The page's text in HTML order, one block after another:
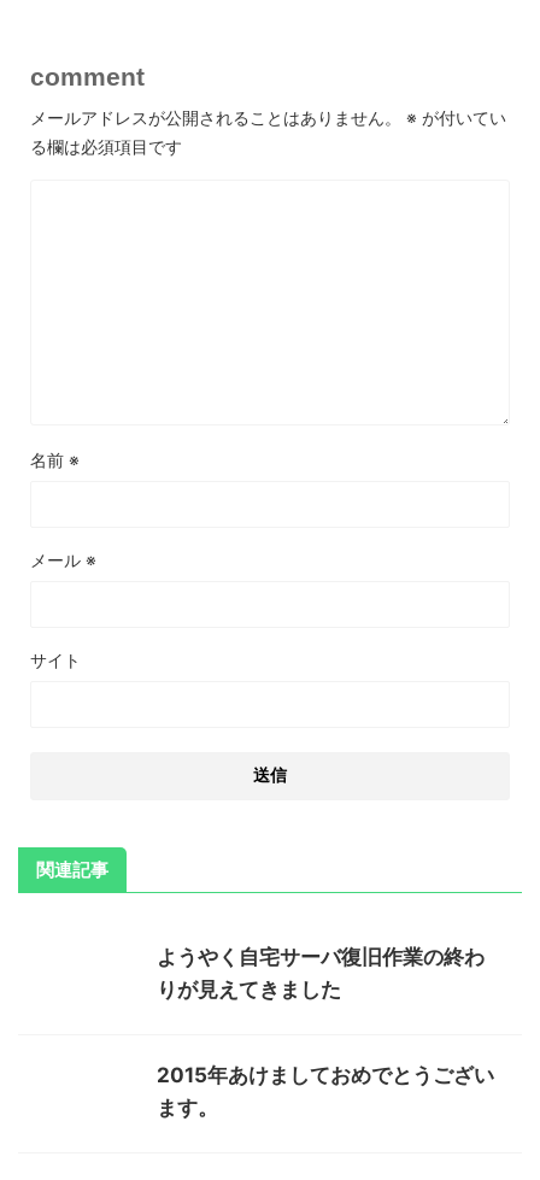
comment
メールアドレスが公開されることはありません。 ※ が付いてい
る欄は必須項目です
名前 ※
メール ※
サイト
関連記事
ようやく自宅サーバ復旧作業の終わ
りが見えてきました
2015年あけましておめでとうござい
ます。